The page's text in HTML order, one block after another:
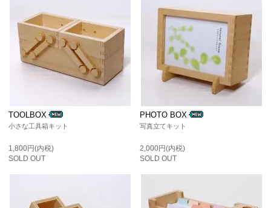
TOOLBOX
小さな工具箱キット
1,800円(内税)
SOLD OUT
PHOTO BOX
写真立てキット
2,000円(内税)
SOLD OUT